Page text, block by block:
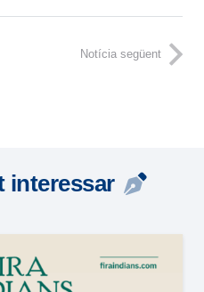
Notícia següent
interessar